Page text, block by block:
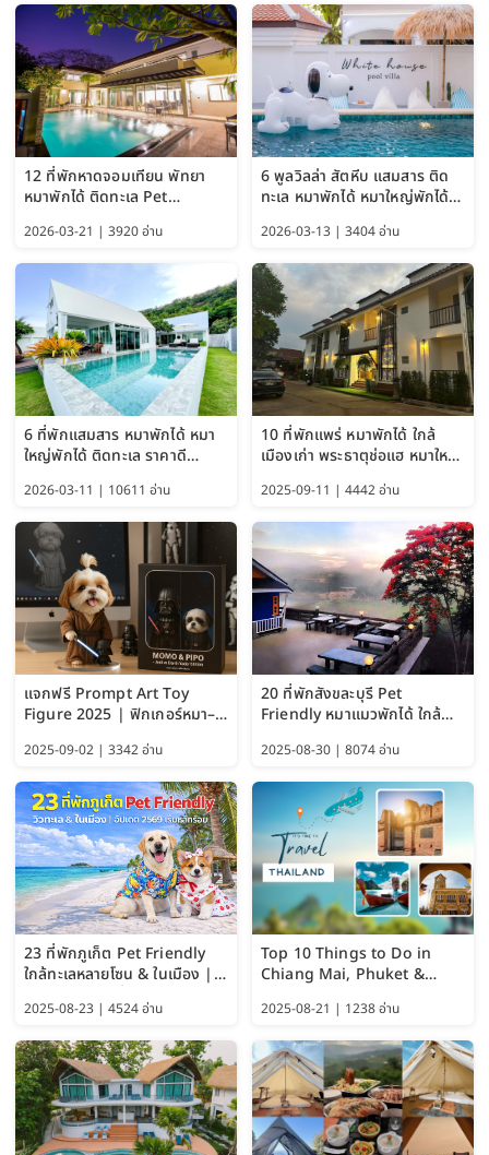
12 ที่พักหาดจอมเทียน พัทยา
หมาพักได้ ติดทะเล Pet
พักได้ อัปเดต 2569
2026-03-21 | 3920 อ่าน
6 พูลวิลล่า สัตหีบ แสมสาร ติด
ทะเล หมาพักได้ หมาใหญ่พักได้
2026-03-13 | 3404 อ่าน
6 ที่พักแสมสาร หมาพักได้ หมา
ใหญ่พักได้ ติดทะเล ราคาดี
2026-03-11 | 10611 อ่าน
10 ที่พักแพร่ หมาพักได้ ใกล้
เมืองเก่า พระธาตุช่อแฮ หมาใหญ่
2025-09-11 | 4442 อ่าน
แจกฟรี Prompt Art Toy
Figure 2025 | ฟิกเกอร์หมา–
ChatGPT และ Gemini
2025-09-02 | 3342 อ่าน
20 ที่พักสังขละบุรี Pet
Friendly หมาแมวพักได้ ใกล้
2025-08-30 | 8074 อ่าน
23 ที่พักภูเก็ต Pet Friendly
ใกล้ทะเลหลายโซน & ในเมือง |
2025-08-23 | 4524 อ่าน
Top 10 Things to Do in
Chiang Mai, Phuket &
Guide 2025)
2025-08-21 | 1238 อ่าน